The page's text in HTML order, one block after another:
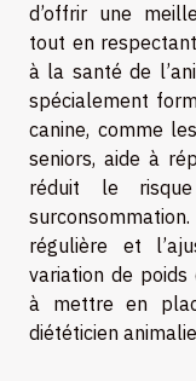
d’offrir une
tout en
à la santé de
spécialement
canine, comme
seniors, aide à
réduit le
régulière et
variation de
à mettre en
diététicien